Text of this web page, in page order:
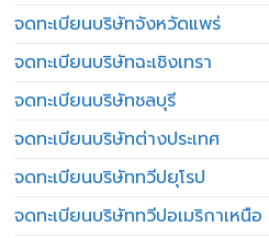
จดทะเบียนบริษัทจังหวัดแพร่
จดทะเบียนบริษัทฉะเชิงเทรา
จดทะเบียนบริษัทชลบุรี
จดทะเบียนบริษัทต่างประเทศ
จดทะเบียนบริษัททวีปยุโรป
จดทะเบียนบริษัททวีปอเมริกาเหนือ